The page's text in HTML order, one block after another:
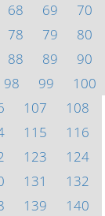
68 69
70
78 79
80
88 89
90
98 99
100
107
108
115
116
123
124
131
132
139
140